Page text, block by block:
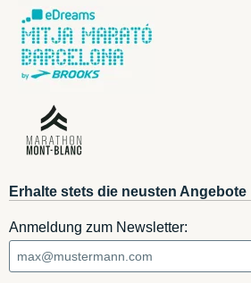
Erhalte stets die neusten Angebote
Anmeldung zum Newsletter: